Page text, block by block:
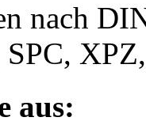
nach
SPC,
aus: